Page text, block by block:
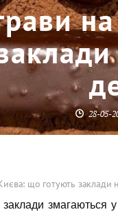
28-05-
що готують заклади
змагаються